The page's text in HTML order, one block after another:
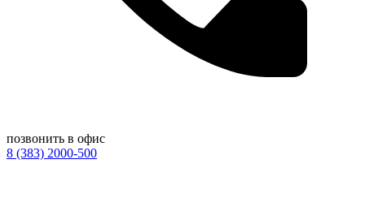
позвонить в офис
8 (383) 2000-500